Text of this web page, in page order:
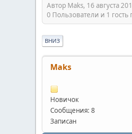
Автор Maks, 16 августа
0 Пользователи и 1 гость
ВНИЗ
Maks
Новичок
Сообщения: 8
Записан